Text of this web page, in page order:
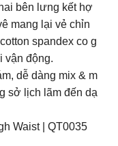
bên lưng kết hợ
mang lại vẻ chỉn
spandex co g
vận động.
dễ dàng mix & m
sở lịch lãm đến dạ
Waist | QT0035